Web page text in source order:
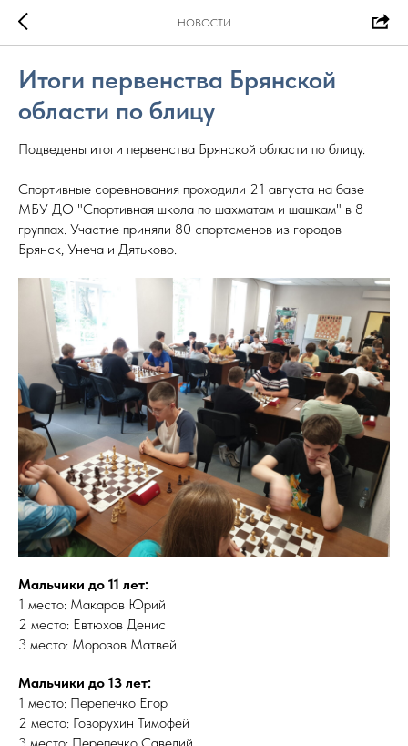
НОВОСТИ
Итоги первенства Брянской
области по блицу
Подведены итоги первенства Брянской области по блицу.
Спортивные соревнования проходили 21 августа на базе
МБУ ДО "Спортивная школа по шахматам и шашкам" в 8
группах. Участие приняли 80 спортсменов из городов
Брянск, Унеча и Дятьково.
Мальчики до 11 лет:
1 место: Макаров Юрий
2 место: Евтюхов Денис
3 место: Морозов Матвей
Мальчики до 13 лет:
1 место: Перепечко Егор
2 место: Говорухин Тимофей